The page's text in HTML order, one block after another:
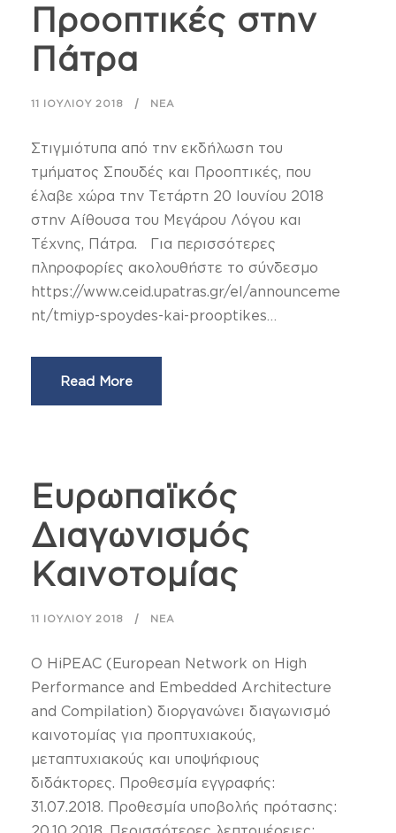
Προοπτικές στην
Πάτρα
11 ΙΟΥΛΊΟΥ 2018 ΝΈΑ
Στιγμιότυπα από την εκδήλωση του
τμήματος Σπουδές και Προοπτικές, που
έλαβε χώρα την Τετάρτη 20 Ιουνίου 2018
στην Αίθουσα του Μεγάρου Λόγου και
Τέχνης, Πάτρα. Για περισσότερες
πληροφορίες ακολουθήστε το σύνδεσμο
https://www.ceid.upatras.gr/el/announceme
nt/tmiyp-spoydes-kai-prooptikes…
Read More
Ευρωπαϊκός
Διαγωνισμός
Καινοτομίας
11 ΙΟΥΛΊΟΥ 2018 ΝΈΑ
Ο HiPEAC (European Network on High
Performance and Embedded Architecture
and Compilation) διοργανώνει διαγωνισμό
καινοτομίας για προπτυχιακούς,
μεταπτυχιακούς και υποψήφιους
διδάκτορες. Προθεσμία εγγραφής:
31.07.2018. Προθεσμία υποβολής πρότασης: